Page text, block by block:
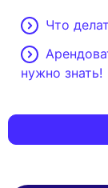
Что
нужно знать!